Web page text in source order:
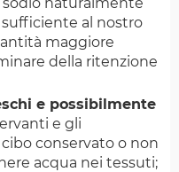
sodio naturalmente
al nostro
maggiore
della ritenzione
e possibilmente
e gli
conservato o non
acqua nei tessuti;